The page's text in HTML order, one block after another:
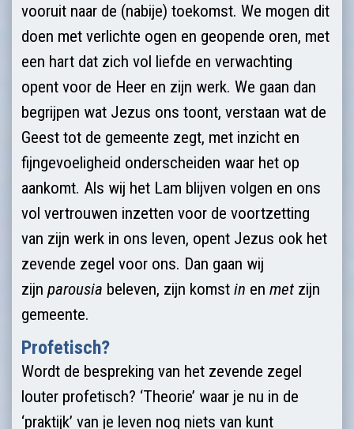
vooruit naar de (nabije) toekomst. We mogen dit
doen met verlichte ogen en geopende oren, met
een hart dat zich vol liefde en verwachting
opent voor de Heer en zijn werk. We gaan dan
begrijpen wat Jezus ons toont, verstaan wat de
Geest tot de gemeente zegt, met inzicht en
fijngevoeligheid onderscheiden waar het op
aankomt. Als wij het Lam blijven volgen en ons
vol vertrouwen inzetten voor de voortzetting
van zijn werk in ons leven, opent Jezus ook het
zevende zegel voor ons. Dan gaan wij
zijn parousia beleven, zijn komst in en met zijn
gemeente.
Profetisch?
Wordt de bespreking van het zevende zegel
louter profetisch? ‘Theorie’ waar je nu in de
‘praktijk’ van je leven nog niets van kunt